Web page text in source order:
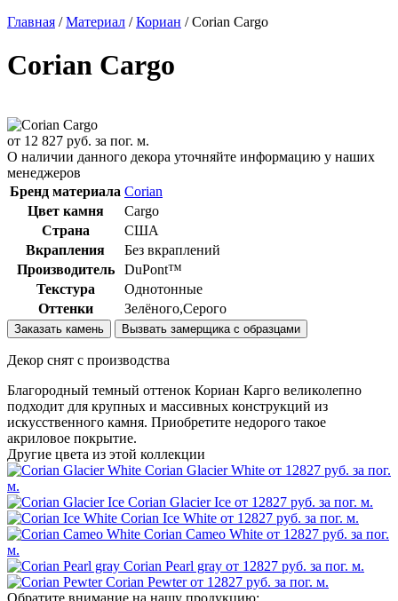
Главная /Материал /Кориан /Corian Cargo
Corian Cargo
от 12 827 руб. за пог. м.
О наличии данного декора уточняйте информацию у наших
менеджеров
Бренд материала Corian
Цвет камня
Cargo
Страна
США
Вкрапления
Без вкраплений
Производитель
DuPont™
Текстура
Однотонные
Оттенки
Зелёного,Серого
Заказать камень Вызвать замерщика с образцами
Декор снят с производства
Благородный темный оттенок Кориан Карго великолепно
подходит для крупных и массивных конструкций из
искусственного камня. Приобретите недорого такое
акриловое покрытие.
Другие цвета из этой коллекции
Corian Glacier White от 12827 руб. за пог.
м.
Corian Glacier Ice от 12827 руб. за пог. м.
Corian Ice White от 12827 руб. за пог. м.
Corian Cameo White от 12827 руб. за пог.
м.
Corian Pearl gray от 12827 руб. за пог. м.
Corian Pewter от 12827 руб. за пог. м.
Обратите внимание на нашу продукцию: